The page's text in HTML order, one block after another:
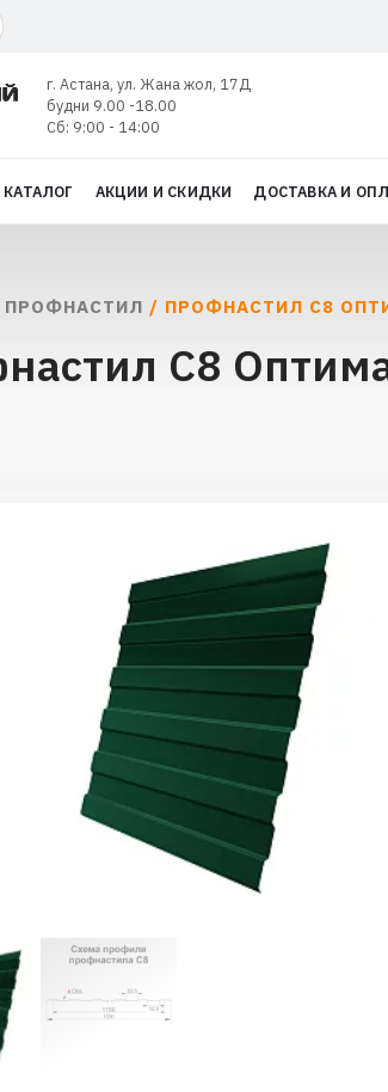
г. Астана, ул. Жана жол, 17Д
будни 9.00 -18.00
Сб: 9:00 - 14:00
КАТАЛОГ АКЦИИ И СКИДКИ ДОСТАВКА И
ПРОФНАСТИЛ / ПРОФНАСТИЛ С8
С8